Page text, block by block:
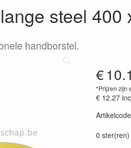
steel 400
handborstel.
€
*Prijzen zijn
€ 12.27
Artikelcode
0